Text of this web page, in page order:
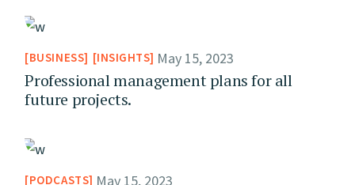
BUSINESS INSIGHTS May 15, 2023
Professional management plans for all
future projects.
PODCASTS May 15, 2023